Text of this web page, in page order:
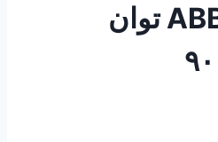
الکتروموتور ABB توان